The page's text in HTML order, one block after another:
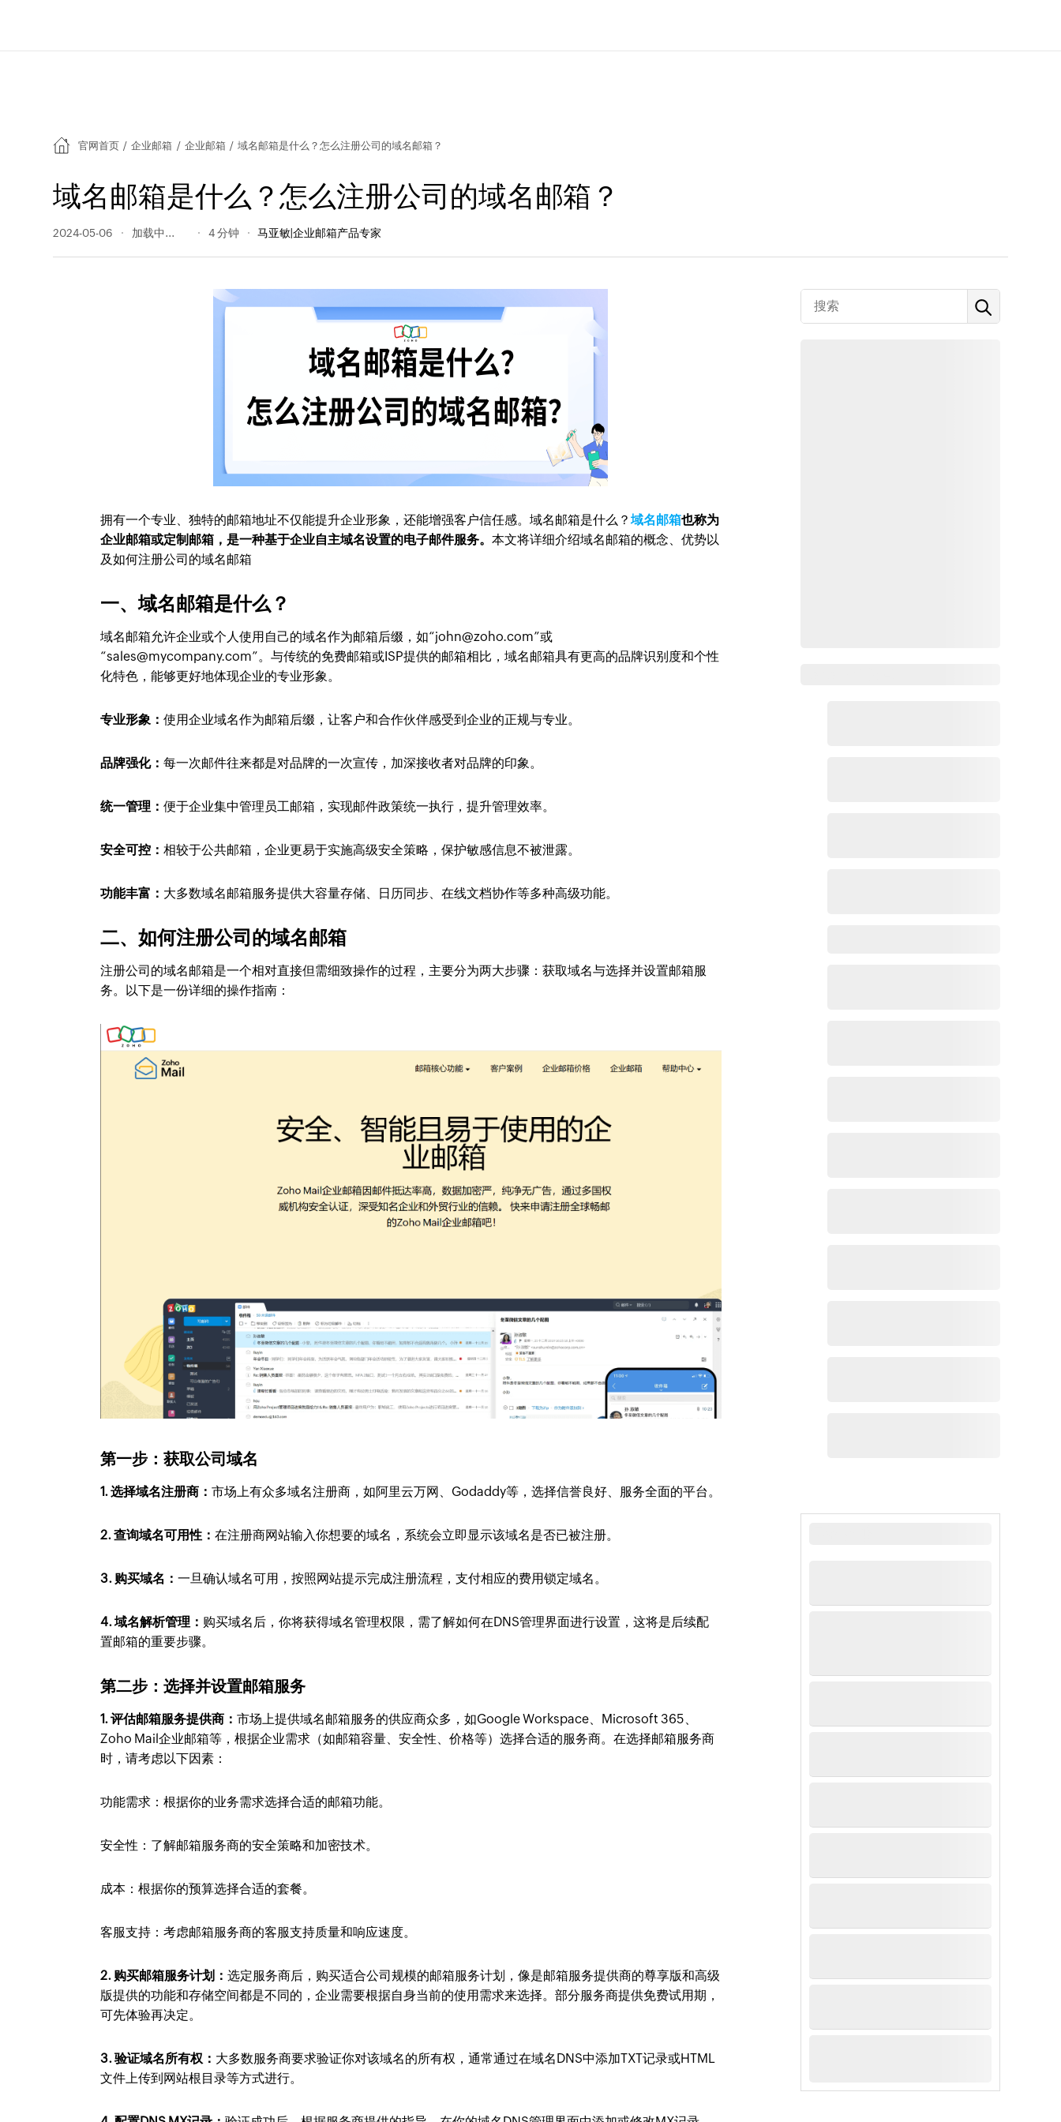
官网首页 / 企业邮箱 / 企业邮箱 / 域名邮箱是什么？怎么注册公司的域名邮箱？
域名邮箱是什么？怎么注册公司的域名邮箱？
2024-05-06 1123 阅读量 4 分钟 马亚敏|企业邮箱产品专家
拥有一个专业、独特的邮箱地址不仅能提升企业形象，还能增强客户信任感。域名邮箱是什么？域名邮箱也称为
企业邮箱或定制邮箱，是一种基于企业自主域名设置的电子邮件服务。本文将详细介绍域名邮箱的概念、优势以
及如何注册公司的域名邮箱
一、域名邮箱是什么？
域名邮箱允许企业或个人使用自己的域名作为邮箱后缀，如“john@zoho.com”或
“sales@mycompany.com”。与传统的免费邮箱或ISP提供的邮箱相比，域名邮箱具有更高的品牌识别度和个性
化特色，能够更好地体现企业的专业形象。
专业形象：使用企业域名作为邮箱后缀，让客户和合作伙伴感受到企业的正规与专业。
品牌强化：每一次邮件往来都是对品牌的一次宣传，加深接收者对品牌的印象。
统一管理：便于企业集中管理员工邮箱，实现邮件政策统一执行，提升管理效率。
安全可控：相较于公共邮箱，企业更易于实施高级安全策略，保护敏感信息不被泄露。
功能丰富： 大多数域名邮箱服务提供大容量存储、日历同步、在线文档协作等多种高级功能。
二、如何注册公司的域名邮箱
注册公司的域名邮箱是一个相对直接但需细致操作的过程，主要分为两大步骤：获取域名与选择并设置邮箱服
务。以下是一份详细的操作指南：
第一步：获取公司域名
1. 选择域名注册商：市场上有众多域名注册商，如阿里云万网、Godaddy等，选择信誉良好、服务全面的平台。
2. 查询域名可用性：在注册商网站输入你想要的域名，系统会立即显示该域名是否已被注册。
3. 购买域名：一旦确认域名可用，按照网站提示完成注册流程，支付相应的费用锁定域名。
4. 域名解析管理： 购买域名后，你将获得域名管理权限，需了解如何在DNS管理界面进行设置，这将是后续配
置邮箱的重要步骤。
第二步：选择并设置邮箱服务
1. 评估邮箱服务提供商：市场上提供域名邮箱服务的供应商众多，如Google Workspace、Microsoft 365、
Zoho Mail企业邮箱等，根据企业需求（如邮箱容量、安全性、价格等）选择合适的服务商。在选择邮箱服务商
时，请考虑以下因素：
功能需求：根据你的业务需求选择合适的邮箱功能。
安全性：了解邮箱服务商的安全策略和加密技术。
成本：根据你的预算选择合适的套餐。
客服支持：考虑邮箱服务商的客服支持质量和响应速度。
2. 购买邮箱服务计划：选定服务商后，购买适合公司规模的邮箱服务计划，像是邮箱服务提供商的尊享版和高级
版提供的功能和存储空间都是不同的，企业需要根据自身当前的使用需求来选择。部分服务商提供免费试用期，
可先体验再决定。
3. 验证域名所有权： 大多数服务商要求验证你对该域名的所有权，通常通过在域名DNS中添加TXT记录或HTML
文件上传到网站根目录等方式进行。